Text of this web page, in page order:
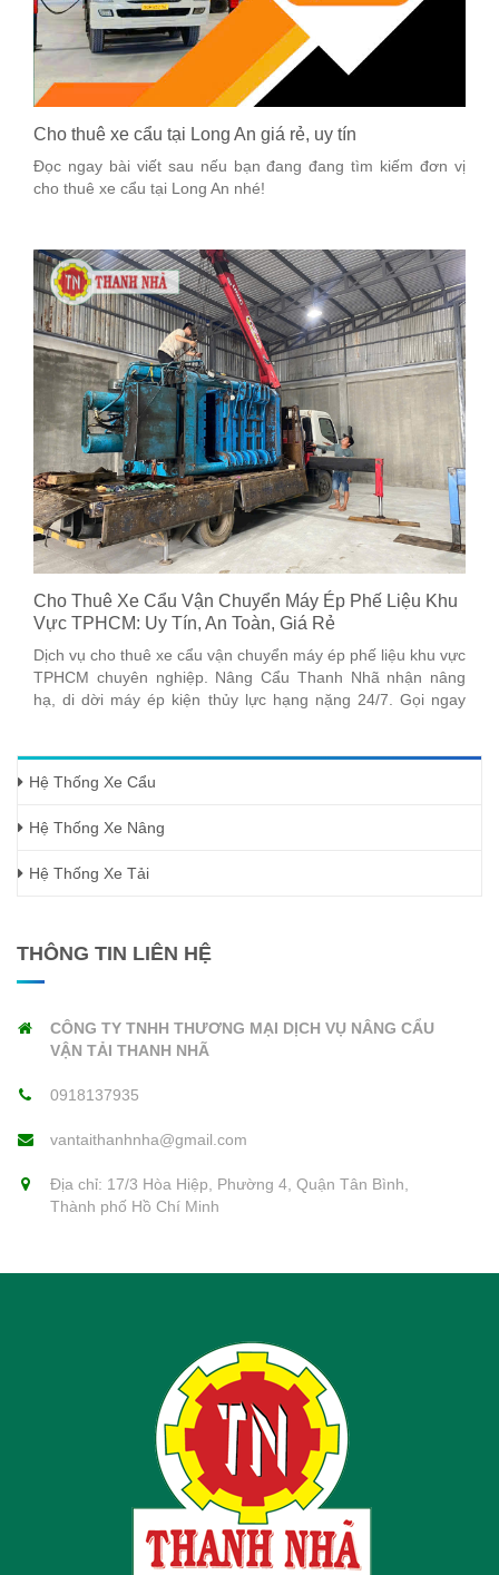
Cho thuê xe cẩu tại Long An giá rẻ, uy tín
Đọc ngay bài viết sau nếu bạn đang đang tìm kiếm đơn vị
cho thuê xe cẩu tại Long An nhé!
Cho Thuê Xe Cẩu Vận Chuyển Máy Ép Phế Liệu Khu
Vực TPHCM: Uy Tín, An Toàn, Giá Rẻ
Dịch vụ cho thuê xe cẩu vận chuyển máy ép phế liệu khu vực
TPHCM chuyên nghiệp. Nâng Cẩu Thanh Nhã nhận nâng
hạ, di dời máy ép kiện thủy lực hạng nặng 24/7. Gọi ngay
Hệ Thống Xe Cẩu
Hệ Thống Xe Nâng
Hệ Thống Xe Tải
THÔNG TIN LIÊN HỆ
CÔNG TY TNHH THƯƠNG MẠI DỊCH VỤ NÂNG CẨU
VẬN TẢI THANH NHÃ
0918137935
vantaithanhnha@gmail.com
Địa chỉ: 17/3 Hòa Hiệp, Phường 4, Quận Tân Bình,
Thành phố Hồ Chí Minh